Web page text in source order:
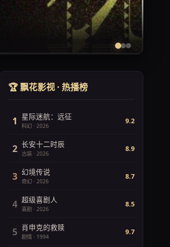
🏆 飘花影视 · 热播榜
1 星际迷航：远征
科幻 · 2026
9.2
2 长安十二时辰
古装 · 2026
8.9
3 幻境传说
奇幻 · 2026
8.7
4 超级喜剧人
喜剧 · 2026
8.5
5 肖申克的救赎
剧情 · 1994
9.7